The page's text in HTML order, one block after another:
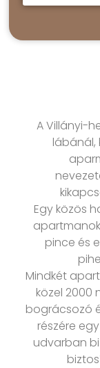
A Villányi-
lábánál,
Egy közös
pince és
Mindkét
közel 2000
bográcsozó
részére
udvarban